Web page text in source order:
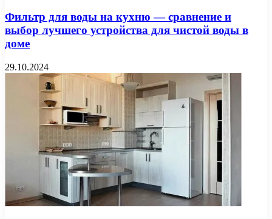
Фильтр для воды на кухню — сравнение и
выбор лучшего устройства для чистой воды в
доме
29.10.2024